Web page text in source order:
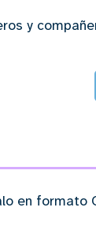
y
en formato